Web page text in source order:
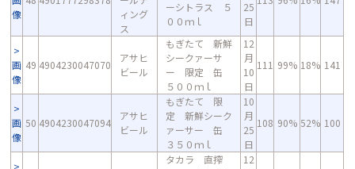
像
ィング
ス
ーシトラス ５
００ｍｌ
25
日
画
像
49 4904230047070
アサヒ
ビール
もぎたて 新鮮
シークァーサ
ー 限定 缶
５００ｍｌ
12
月
10
日
111 99% 18% 141
画
像
50 4904230047094
アサヒ
ビール
もぎたて 限
定 新鮮シーク
ァーサー 缶
３５０ｍｌ
10
月
25
日
108 90% 52% 100
タカラ 直搾
12